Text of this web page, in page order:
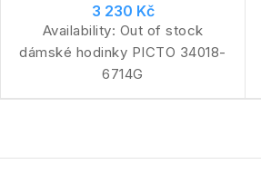
3 230 Kč
Availability: Out of stock
dámské hodinky PICTO 34018-
6714G